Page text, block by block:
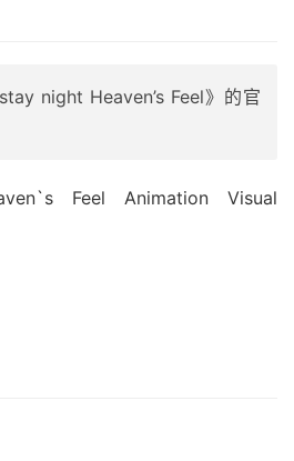
night Heaven’s Feel》的官
Feel Animation Visual